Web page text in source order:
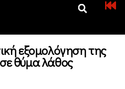
εξομολόγηση της
θύμα λάθος